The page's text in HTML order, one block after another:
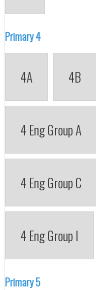
Primary 4
4A 4B
4 Eng Group A
4 Eng Group C
4 Eng Group I
Primary 5